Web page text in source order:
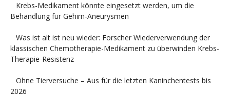
Krebs-Medikament könnte eingesetzt werden, um die
Behandlung für Gehirn-Aneurysmen
Was ist alt ist neu wieder: Forscher Wiederverwendung der
klassischen Chemotherapie-Medikament zu überwinden Krebs-
Therapie-Resistenz
Ohne Tierversuche – Aus für die letzten Kaninchentests bis
2026